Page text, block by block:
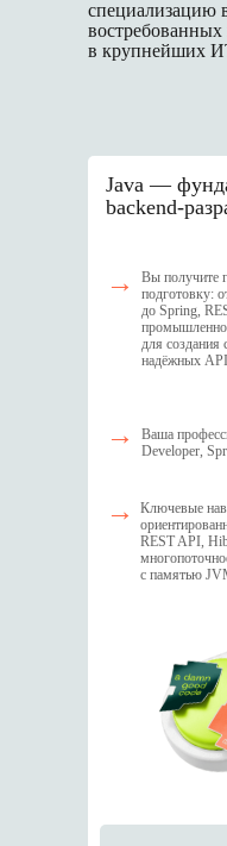
специализацию
в крупнейших
Вы получите
подготовку:
до Spring,
для создания
надёжных
J ava —
backend-
→
Ваша
Developer,
→
Ключевые
REST API,
с памятью
→